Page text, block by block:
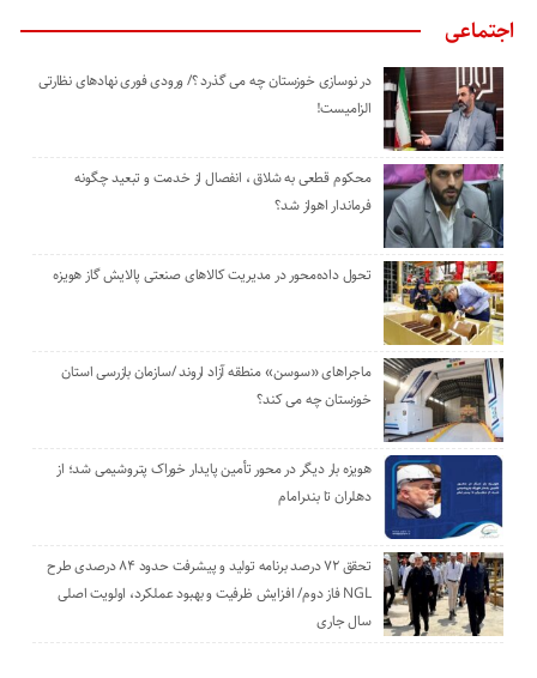
اجتماعی
در نوسازی خوزستان چه می گذرد ؟/ ورودی فوری نهادهای نظارتی
الزامیست!
محکوم قطعی به شلاق ، انفصال از خدمت و تبعید چگونه
فرماندار اهواز شد؟
تحول داده‌محور در مدیریت کالاهای صنعتی پالایش گاز هویزه
ماجراهای «سوسن» منطقه آزاد اروند /سازمان بازرسی استان
خوزستان چه می کند؟
هویزه بار دیگر در محور تأمین پایدار خوراک پتروشیمی شد؛ از
دهلران تا بندرامام
تحقق ۷۲ درصد برنامه تولید و پیشرفت حدود ۸۴ درصدی طرح
NGL فاز دوم/ افزایش ظرفیت و بهبود عملکرد، اولویت اصلی
سال جاری